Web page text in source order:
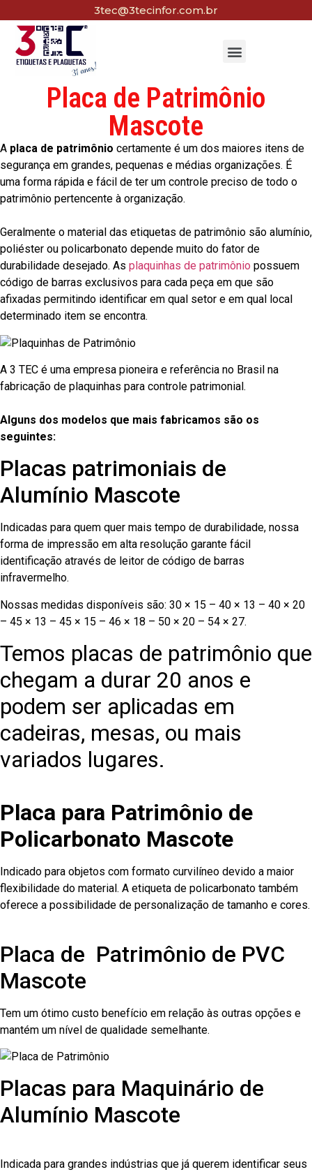
3tec@3tecinfor.com.br
Placa de Patrimônio
Mascote
A placa de patrimônio certamente é um dos maiores itens de
segurança em grandes, pequenas e médias organizações. É
uma forma rápida e fácil de ter um controle preciso de todo o
patrimônio pertencente à organização.
Geralmente o material das etiquetas de patrimônio são alumínio,
poliéster ou policarbonato depende muito do fator de
durabilidade desejado. As plaquinhas de patrimônio possuem
código de barras exclusivos para cada peça em que são
afixadas permitindo identificar em qual setor e em qual local
determinado item se encontra.
A 3 TEC é uma empresa pioneira e referência no Brasil na
fabricação de plaquinhas para controle patrimonial.
Alguns dos modelos que mais fabricamos são os
seguintes:
Placas patrimoniais de
Alumínio Mascote
Indicadas para quem quer mais tempo de durabilidade, nossa
forma de impressão em alta resolução garante fácil
identificação através de leitor de código de barras
infravermelho.
Nossas medidas disponíveis são: 30 × 15 – 40 × 13 – 40 × 20
– 45 × 13 – 45 × 15 – 46 × 18 – 50 × 20 – 54 × 27.
Temos placas de patrimônio que
chegam a durar 20 anos e
podem ser aplicadas em
cadeiras, mesas, ou mais
variados lugares.
Placa para Patrimônio de
Policarbonato Mascote
Indicado para objetos com formato curvilíneo devido a maior
flexibilidade do material. A etiqueta de policarbonato também
oferece a possibilidade de personalização de tamanho e cores.
Placa de Patrimônio de PVC
Mascote
Tem um ótimo custo benefício em relação às outras opções e
mantém um nível de qualidade semelhante.
Placas para Maquinário de
Alumínio Mascote
Indicada para grandes indústrias que já querem identificar seus